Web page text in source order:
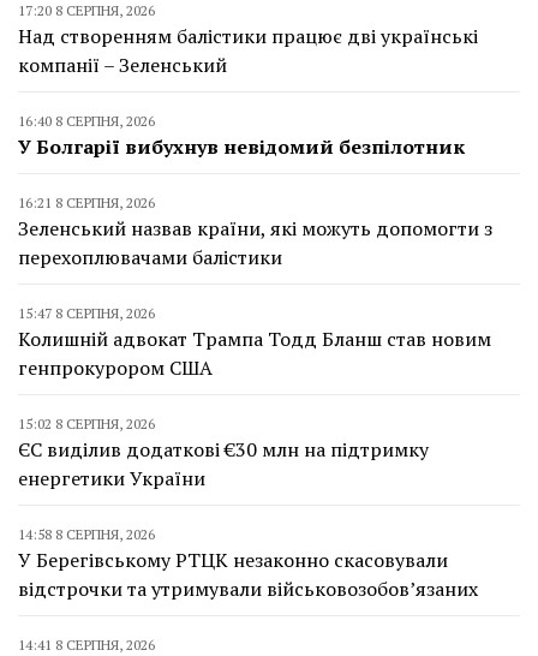
17:20 8 СЕРПНЯ, 2026
Над створенням балістики працює дві українські
компанії – Зеленський
16:40 8 СЕРПНЯ, 2026
У Болгарії вибухнув невідомий безпілотник
16:21 8 СЕРПНЯ, 2026
Зеленський назвав країни, які можуть допомогти з
перехоплювачами балістики
15:47 8 СЕРПНЯ, 2026
Колишній адвокат Трампа Тодд Бланш став новим
генпрокурором США
15:02 8 СЕРПНЯ, 2026
ЄС виділив додаткові €30 млн на підтримку
енергетики України
14:58 8 СЕРПНЯ, 2026
У Берегівському РТЦК незаконно скасовували
відстрочки та утримували військовозобов’язаних
14:41 8 СЕРПНЯ, 2026